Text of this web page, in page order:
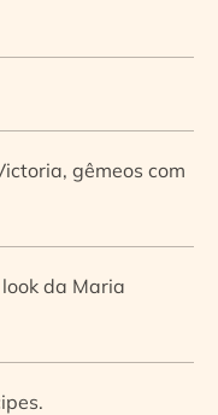
gêmeos com
da Maria